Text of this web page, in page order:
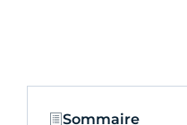
Sommaire